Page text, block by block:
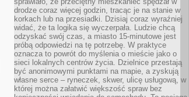
drodze coraz więcej godzin, tracąc je na stanie w
korkach lub na przesiadki. Dzisiaj coraz wyraźniej
widać, że ta logika się wyczerpała. Ludzie chcą
odzyskać swój czas, a miasto 15-minutowe jest
próbą odpowiedzi na tę potrzebę. W praktyce
oznacza to powrót do myślenia o mieście jako o
sieci lokalnych centrów życia. Dzielnice przestają
być anonimowymi punktami na mapie, a zyskują
własne serce – ryneczek, skwer, ulicę usługową, w
której można załatwić większość spraw bez